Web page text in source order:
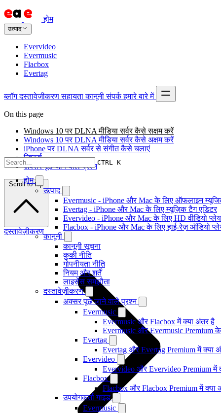
होम
उत्पाद
Evervideo
Evermusic
Flacbox
Evertag
ब्लॉग दस्तावेज़ीकरण सहायता कानूनी संपर्क हमारे बारे में
CTRL K
होम
उत्पाद
Evermusic - iPhone और Mac के लिए ऑफलाइन
Evertag - iPhone और Mac के लिए म्यूज़िक टैग एडिटर
Evervideo - iPhone और Mac के लिए HD वीडियो
Flacbox - iPhone और Mac के लिए हाई-रेज़ ऑडियो
कानूनी
कानूनी सूचना
कुकी नीति
गोपनीयता नीति
नियम और शर्तें
लाइसेंस समझौता
दस्तावेज़ीकरण
अक्सर पूछे जाने वाले प्रश्न
Evermusic
Evermusic और Flacbox में क्या अंतर है
Evermusic और Evermusic Premium
Evertag
Evertag और Evertag Premium में क्या
Evervideo
Evervideo और Evervideo Premium में
Flacbox
Flacbox और Flacbox Premium में क्या
उपयोगकर्ता गाइड
Evermusic
On this page
Windows 10 पर DLNA मीडिया सर्वर कैसे सक्षम करें
Windows 10 पर DLNA मीडिया सर्वर कैसे अक्षम करें
iPhone पर DLNA सर्वर से संगीत कैसे चलाएं
निष्कर्ष
अक्सर पूछे जाने वाले प्रश्न
Scroll to top
दस्तावेज़ीकरण